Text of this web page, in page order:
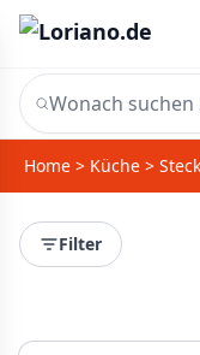
Home > Küche >
Filter